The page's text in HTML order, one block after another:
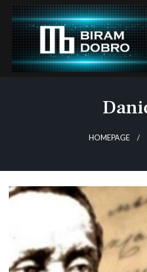
Skip
content
HOMEPAGE